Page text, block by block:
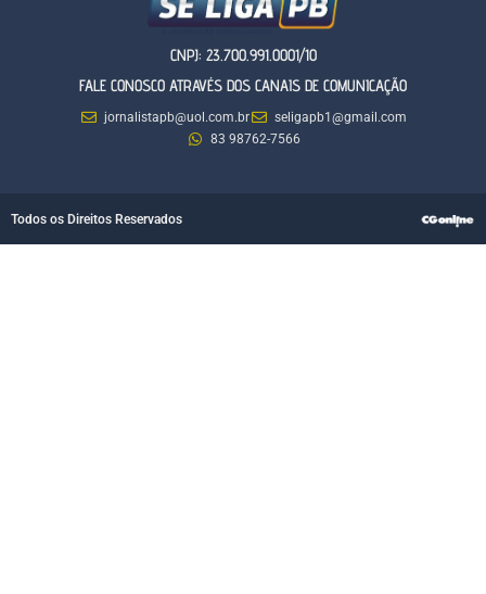
CNPJ: 23.700.991.0001/10
FALE CONOSCO ATRAVÉS DOS CANAIS DE COMUNICAÇÃO
jornalistapb@uol.com.br
seligapb1@gmail.com
83 98762-7566
Todos os Direitos Reservados